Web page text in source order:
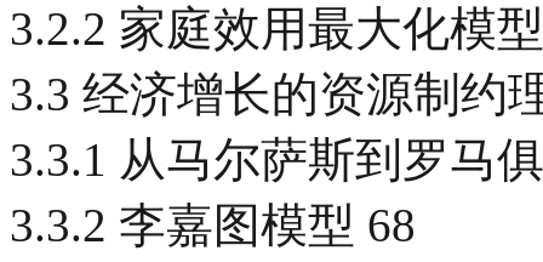
3.2.2 家庭效用最大化模
3.3 经济增长的资源制约
3.3.1 从马尔萨斯到罗马
3.3.2 李嘉图模型 68